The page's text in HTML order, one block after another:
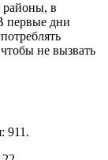
районы, в
первые дни
не вызвать
911.